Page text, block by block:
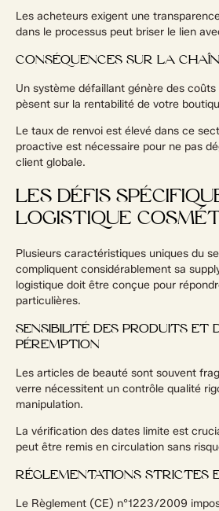
Les acheteurs exigent une
dans le processus peut briser le lien
CONSÉQUENCES SUR LA
Un système défaillant génère des
pèsent sur la rentabilité de votre
Le taux de renvoi est élevé dans ce
proactive est nécessaire pour ne pas
client globale.
LES DÉFIS
LOGISTIQUE
Plusieurs caractéristiques uniques du
compliquent considérablement sa
logistique doit être conçue pour
particulières.
SENSIBILITÉ DES PRODUITS ET
PÉREMPTION
Les articles de beauté sont souvent
verre nécessitent un contrôle qualité
manipulation.
La vérification des dates limite est
peut être remis en circulation sans
RÉGLEMENTATIONS STRICTES
Le Règlement (CE) n°1223/2009